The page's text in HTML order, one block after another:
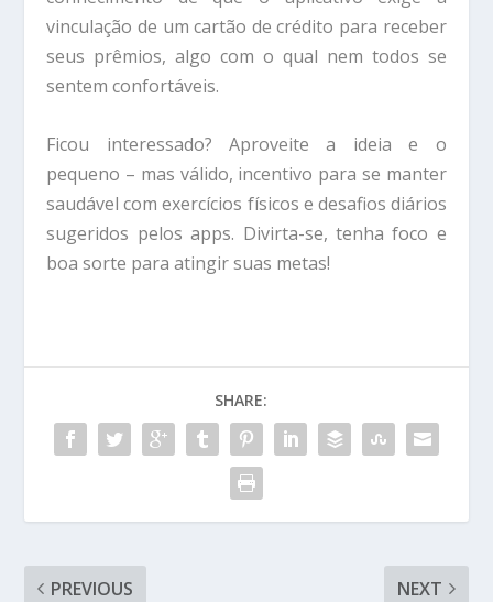
vinculação de um cartão de crédito para receber
seus prêmios, algo com o qual nem todos se
sentem confortáveis.
Ficou interessado? Aproveite a ideia e o
pequeno – mas válido, incentivo para se manter
saudável com exercícios físicos e desafios diários
sugeridos pelos apps. Divirta-se, tenha foco e
boa sorte para atingir suas metas!
SHARE:
PREVIOUS NEXT